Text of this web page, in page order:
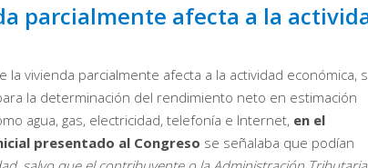
parcialmente afecta a la
vivienda parcialmente afecta a la actividad económica,
la determinación del rendimiento neto en estimación
agua, gas, electricidad, telefonía e Internet, en el
presentado al Congreso se señalaba que podían